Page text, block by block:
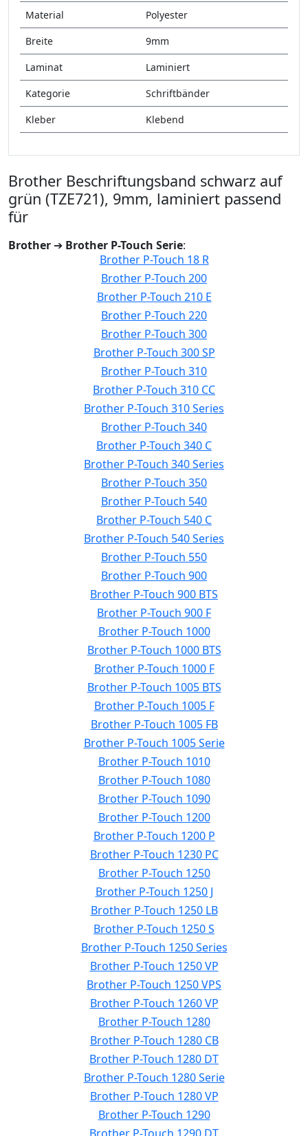
Material
Polyester
Breite
9mm
Laminat
Laminiert
Kategorie
Schriftbänder
Kleber
Klebend
Brother Beschriftungsband schwarz auf
grün (TZE721), 9mm, laminiert passend
für
Brother ➔ Brother P-Touch Serie:
Brother P-Touch 18 R
Brother P-Touch 200
Brother P-Touch 210 E
Brother P-Touch 220
Brother P-Touch 300
Brother P-Touch 300 SP
Brother P-Touch 310
Brother P-Touch 310 CC
Brother P-Touch 310 Series
Brother P-Touch 340
Brother P-Touch 340 C
Brother P-Touch 340 Series
Brother P-Touch 350
Brother P-Touch 540
Brother P-Touch 540 C
Brother P-Touch 540 Series
Brother P-Touch 550
Brother P-Touch 900
Brother P-Touch 900 BTS
Brother P-Touch 900 F
Brother P-Touch 1000
Brother P-Touch 1000 BTS
Brother P-Touch 1000 F
Brother P-Touch 1005 BTS
Brother P-Touch 1005 F
Brother P-Touch 1005 FB
Brother P-Touch 1005 Serie
Brother P-Touch 1010
Brother P-Touch 1080
Brother P-Touch 1090
Brother P-Touch 1200
Brother P-Touch 1200 P
Brother P-Touch 1230 PC
Brother P-Touch 1250
Brother P-Touch 1250 J
Brother P-Touch 1250 LB
Brother P-Touch 1250 S
Brother P-Touch 1250 Series
Brother P-Touch 1250 VP
Brother P-Touch 1250 VPS
Brother P-Touch 1260 VP
Brother P-Touch 1280
Brother P-Touch 1280 CB
Brother P-Touch 1280 DT
Brother P-Touch 1280 Serie
Brother P-Touch 1280 VP
Brother P-Touch 1290